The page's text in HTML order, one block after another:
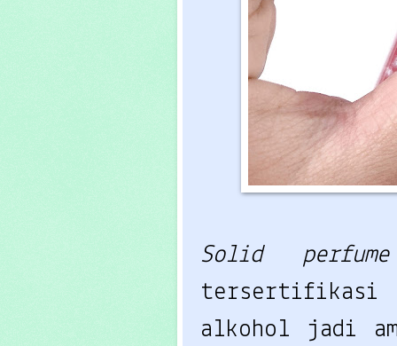
Solid
tersertifikasi
alkohol jadi